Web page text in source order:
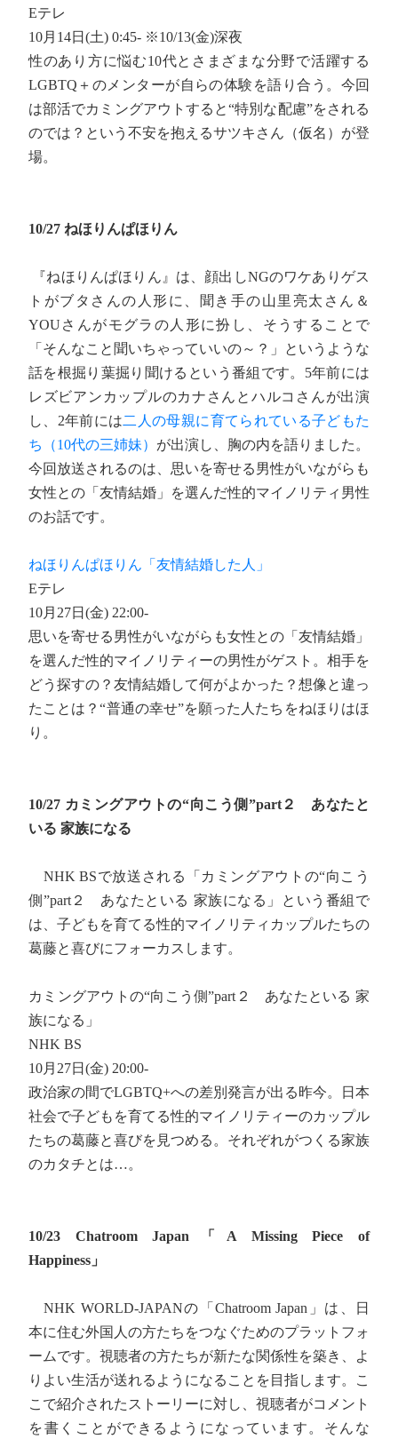
Eテレ
10月14日(土) 0:45- ※10/13(金)深夜
性のあり方に悩む10代とさまざまな分野で活躍する
LGBTQ＋のメンターが自らの体験を語り合う。今回
は部活でカミングアウトすると“特別な配慮”をされる
のでは？という不安を抱えるサツキさん（仮名）が登
場。
10/27 ねほりんぱほりん
『ねほりんぱほりん』は、顔出しNGのワケありゲス
トがブタさんの人形に、聞き手の山里亮太さん＆
YOUさんがモグラの人形に扮し、そうすることで
「そんなこと聞いちゃっていいの～？」というような
話を根掘り葉掘り聞けるという番組です。5年前には
レズビアンカップルのカナさんとハルコさんが出演
し、2年前には二人の母親に育てられている子どもた
ち（10代の三姉妹） が出演し、胸の内を語りました。
今回放送されるのは、思いを寄せる男性がいながらも
女性との「友情結婚」を選んだ性的マイノリティ男性
のお話です。
ねほりんぱほりん「友情結婚した人」
Eテレ
10月27日(金) 22:00-
思いを寄せる男性がいながらも女性との「友情結婚」
を選んだ性的マイノリティーの男性がゲスト。相手を
どう探すの？友情結婚して何がよかった？想像と違っ
たことは？“普通の幸せ”を願った人たちをねほりはほ
り。
10/27 カミングアウトの“向こう側”part２ あなたと
いる 家族になる
NHK BSで放送される「カミングアウトの“向こう
側”part２ あなたといる 家族になる」という番組で
は、子どもを育てる性的マイノリティカップルたちの
葛藤と喜びにフォーカスします。
カミングアウトの“向こう側”part２ あなたといる 家
族になる」
NHK BS
10月27日(金) 20:00-
政治家の間でLGBTQ+への差別発言が出る昨今。日本
社会で子どもを育てる性的マイノリティーのカップル
たちの葛藤と喜びを見つめる。それぞれがつくる家族
のカタチとは…。
10/23 Chatroom Japan「A Missing Piece of
Happiness」
NHK WORLD-JAPANの「Chatroom Japan」は、日
本に住む外国人の方たちをつなぐためのプラットフォ
ームです。視聴者の方たちが新たな関係性を築き、よ
りよい生活が送れるようになることを目指します。こ
こで紹介されたストーリーに対し、視聴者がコメント
を書くことができるようになっています。そんな